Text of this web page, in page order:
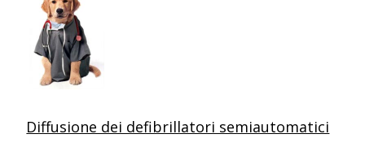
Diffusione dei defibrillatori semiautomatici